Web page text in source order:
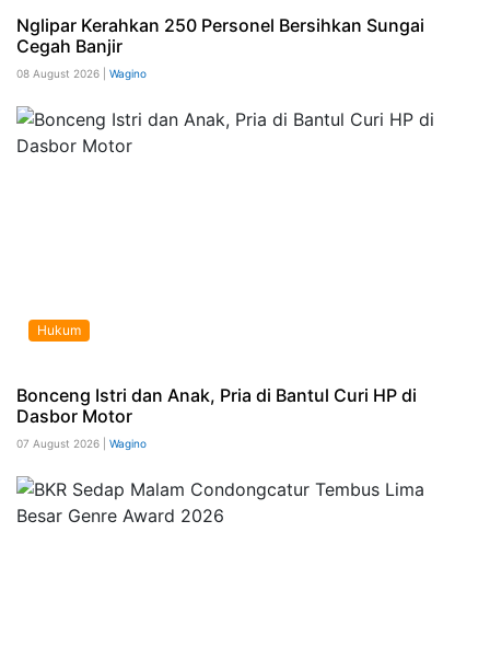
Nglipar Kerahkan 250 Personel Bersihkan Sungai
Cegah Banjir
08 August 2026 | Wagino
Hukum
Bonceng Istri dan Anak, Pria di Bantul Curi HP di
Dasbor Motor
07 August 2026 | Wagino